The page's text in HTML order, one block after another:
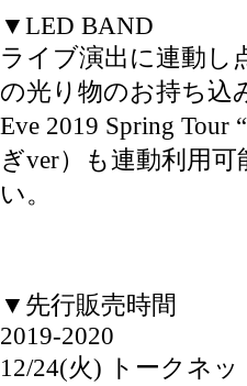
▼LED BAND
ライブ演出に連動し
の光り物のお持ち込
Eve 2019 Spring
ぎver）も連動利用
い。
▼先行販売時間
2019-2020
12/24(火) トークネ